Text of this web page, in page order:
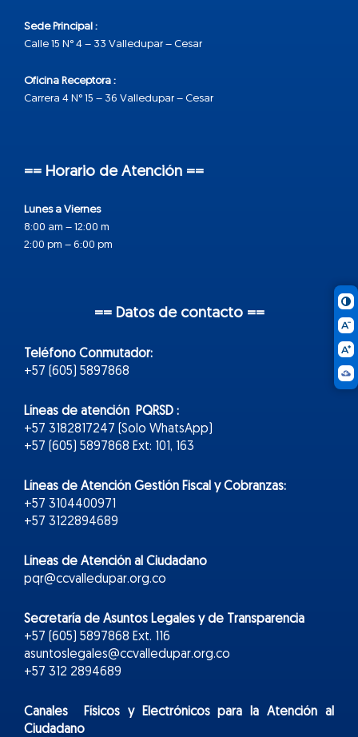
Sede Principal :
Calle 15 N° 4 – 33 Valledupar – Cesar
Oficina Receptora :
Carrera 4 N° 15 – 36 Valledupar – Cesar
== Horario de Atención ==
Lunes a Viernes
8:00 am – 12:00 m
2:00 pm – 6:00 pm
== Datos de contacto ==
Teléfono Conmutador:
+57 (605) 5897868
Líneas de atención PQRSD :
+57 3182817247 (Solo WhatsApp)
+57 (605) 5897868 Ext: 101, 163
Líneas de Atención Gestión Fiscal y Cobranzas:
+57 3104400971
+57 3122894689
Líneas de Atención al Ciudadano
pqr@ccvalledupar.org.co
Secretaría de Asuntos Legales y de Transparencia
+57 (605) 5897868 Ext. 116
asuntoslegales@ccvalledupar.org.co
+57 312 2894689
Canales Físicos yElectrónicospara la Atención al
Ciudadano